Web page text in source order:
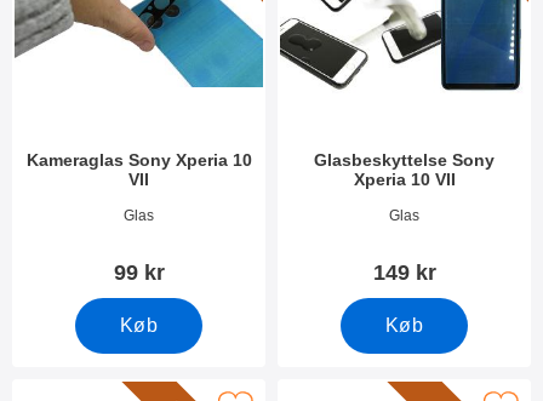
Kameraglas Sony Xperia 10
VII
Varenr 54278Glas
99 kr
Køb
Glasbeskyttelse Sony
Xperia 10 VII
Varenr 54279Glas
149 kr
Køb